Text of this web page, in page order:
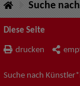
Suche
Diese Seite
drucken
Suche nach